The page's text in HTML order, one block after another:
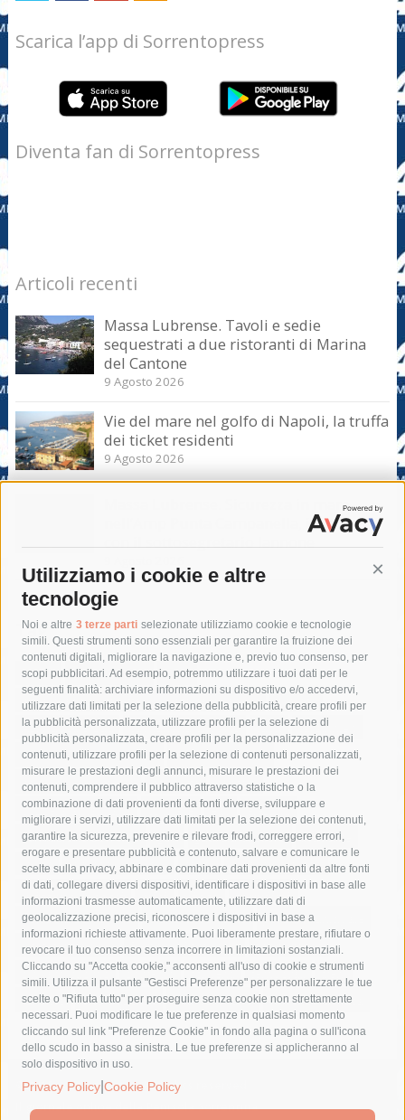
Utilizziamo i cookie e altre
tecnologie
Noi e altre 3 terze parti selezionate utilizziamo cookie e tecnologie
simili. Questi strumenti sono essenziali per garantire la fruizione dei
contenuti digitali, migliorare la navigazione e, previo tuo consenso, per
scopi pubblicitari. Ad esempio, potremmo utilizzare i tuoi dati per le
seguenti finalità: archiviare informazioni su dispositivo e/o accedervi,
utilizzare dati limitati per la selezione della pubblicità, creare profili per
la pubblicità personalizzata, utilizzare profili per la selezione di
pubblicità personalizzata, creare profili per la personalizzazione dei
contenuti, utilizzare profili per la selezione di contenuti personalizzati,
misurare le prestazioni degli annunci, misurare le prestazioni dei
contenuti, comprendere il pubblico attraverso statistiche o la
combinazione di dati provenienti da fonti diverse, sviluppare e
migliorare i servizi, utilizzare dati limitati per la selezione dei contenuti,
garantire la sicurezza, prevenire e rilevare frodi, correggere errori,
erogare e presentare pubblicità e contenuto, salvare e comunicare le
scelte sulla privacy, abbinare e combinare dati provenienti da altre fonti
di dati, collegare diversi dispositivi, identificare i dispositivi in base alle
informazioni trasmesse automaticamente, utilizzare dati di
geolocalizzazione precisi, riconoscere i dispositivi in base a
informazioni richieste attivamente. Puoi liberamente prestare, rifiutare o
revocare il tuo consenso senza incorrere in limitazioni sostanziali.
Cliccando su "Accetta cookie," acconsenti all'uso di cookie e strumenti
simili. Utilizza il pulsante "Gestisci Preferenze" per personalizzare le tue
scelte o "Rifiuta tutto" per proseguire senza cookie non strettamente
necessari. Puoi modificare le tue preferenze in qualsiasi momento
cliccando sul link "Preferenze Cookie" in fondo alla pagina o sull'icona
dello scudo in basso a sinistra. Le tue preferenze si applicheranno al
solo dispositivo in uso.
Privacy Policy Cookie Policy
Scarica l’app di Sorrentopress
Diventa fan di Sorrentopress
Articoli recenti
Massa Lubrense. Tavoli e sedie
sequestrati a due ristoranti di Marina
del Cantone
9 Agosto 2026
Vie del mare nel golfo di Napoli, la truffa
dei ticket residenti
9 Agosto 2026
Massa Lubrense. Sicurezza in mare
nell’Amp Punta Campanella, incontro
Tag
acqua allerta meteo
anas
area marina protetta di punta campanella
arresto
Asl Napoli 3 sud
capitaneria di porto capri
carabinieri
castellammare di stabia
circumvesuviana
comune di sorrento
concerto
contagi
costiera amalfitana
covid-19 eav
elezioni
fondazione sorrento
gori guardia costiera
incidente
lavori
lorenzo balducelli mare
massa lubrense
massimo coppola
Meta napoli
ordinanza
penisola sorrentina
piano di sorrento
polizia municipale
protezione civile
Regione Campania
sant'agnello
sindaco cuomo
sorrento studenti temporali
treni
turismo
Vico Equense villa fiorentino vincenzo de luca
© 2015 SorrentoPress. All rights reserved.
Il giornale online della Penisola Sorrentina